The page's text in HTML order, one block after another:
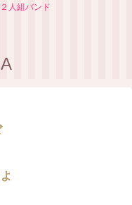
人組バンド